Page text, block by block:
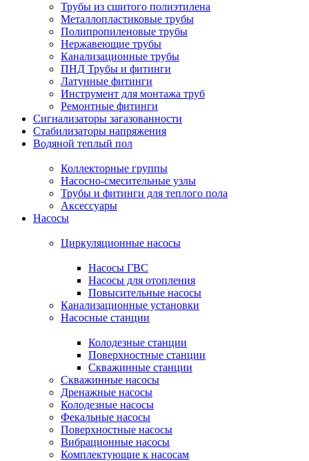
Трубы из сшитого полиэтилена
Металлопластиковые трубы
Полипропиленовые трубы
Нержавеющие трубы
Канализационные трубы
ПНД Трубы и фитинги
Латунные фитинги
Инструмент для монтажа труб
Ремонтные фитинги
Сигнализаторы загазованности
Стабилизаторы напряжения
Водяной теплый пол
Коллекторные группы
Насосно-смесительные узлы
Трубы и фитинги для теплого пола
Аксессуары
Насосы
Циркуляционные насосы
Насосы ГВС
Насосы для отопления
Повысительные насосы
Канализационные установки
Насосные станции
Колодезные станции
Поверхностные станции
Скважинные станции
Скважинные насосы
Дренажные насосы
Колодезные насосы
Фекальные насосы
Поверхностные насосы
Вибрационные насосы
Комплектующие к насосам